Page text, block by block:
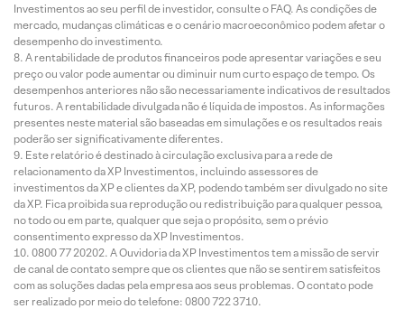
Investimentos ao seu perfil de investidor, consulte o FAQ. As condições de
mercado, mudanças climáticas e o cenário macroeconômico podem afetar o
desempenho do investimento.
A rentabilidade de produtos financeiros pode apresentar variações e seu
preço ou valor pode aumentar ou diminuir num curto espaço de tempo. Os
desempenhos anteriores não são necessariamente indicativos de resultados
futuros. A rentabilidade divulgada não é líquida de impostos. As informações
presentes neste material são baseadas em simulações e os resultados reais
poderão ser significativamente diferentes.
Este relatório é destinado à circulação exclusiva para a rede de
relacionamento da XP Investimentos, incluindo assessores de
investimentos da XP e clientes da XP, podendo também ser divulgado no site
da XP. Fica proibida sua reprodução ou redistribuição para qualquer pessoa,
no todo ou em parte, qualquer que seja o propósito, sem o prévio
consentimento expresso da XP Investimentos.
0800 77 20202. A Ouvidoria da XP Investimentos tem a missão de servir
de canal de contato sempre que os clientes que não se sentirem satisfeitos
com as soluções dadas pela empresa aos seus problemas. O contato pode
ser realizado por meio do telefone: 0800 722 3710.